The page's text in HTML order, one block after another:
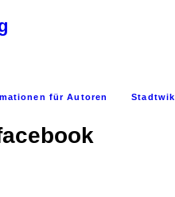
für Autoren